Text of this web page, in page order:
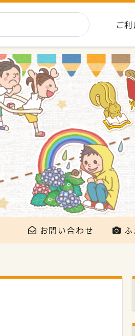
ご
お問い合わせ